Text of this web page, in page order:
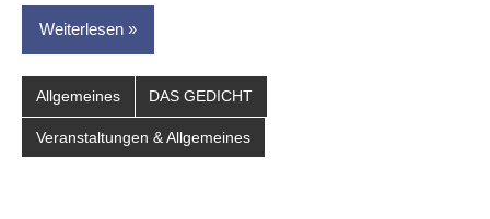
Weiterlesen
Allgemeines DAS GEDICHT
Veranstaltungen & Allgemeines